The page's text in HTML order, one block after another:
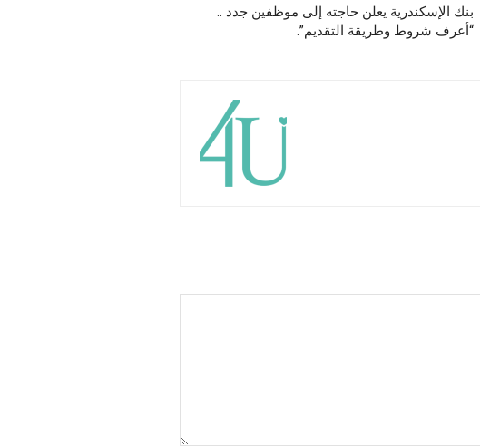
بنك الإسكندرية يعلن حاجته إلى موظفين جدد ..
“أعرف شروط وطريقة التقديم”.